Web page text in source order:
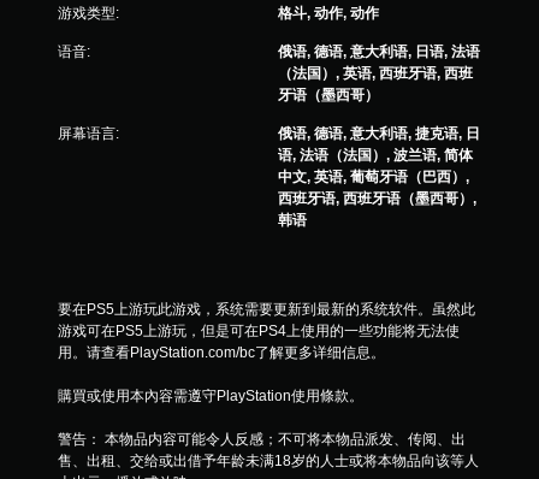
游戏类型: 格斗, 动作, 动作
语音:
俄语, 德语, 意大利语, 日语, 法语
（法国）, 英语, 西班牙语, 西班
牙语（墨西哥）
屏幕语言:
俄语, 德语, 意大利语, 捷克语, 日
语, 法语（法国）, 波兰语, 简体
中文, 英语, 葡萄牙语（巴西）,
西班牙语, 西班牙语（墨西哥）,
韩语
要在PS5上游玩此游戏，系统需要更新到最新的系统软件。虽然此
游戏可在PS5上游玩，但是可在PS4上使用的一些功能将无法使
用。请查看PlayStation.com/bc了解更多详细信息。
購買或使用本內容需遵守PlayStation使用條款。
警告： 本物品内容可能令人反感；不可将本物品派发、传阅、出
售、出租、交给或出借予年龄未满18岁的人士或将本物品向该等人